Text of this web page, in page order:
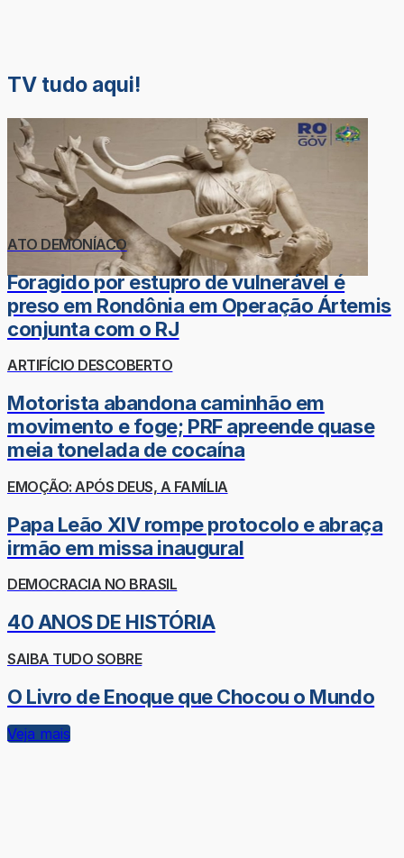
TV tudo aqui!
ATO DEMONÍACO
Foragido por estupro de vulnerável é
preso em Rondônia em Operação Ártemis
conjunta com o RJ
ARTIFÍCIO DESCOBERTO
Motorista abandona caminhão em
movimento e foge; PRF apreende quase
meia tonelada de cocaína
EMOÇÃO: APÓS DEUS, A FAMÍLIA
Papa Leão XIV rompe protocolo e abraça
irmão em missa inaugural
DEMOCRACIA NO BRASIL
40 ANOS DE HISTÓRIA
SAIBA TUDO SOBRE
O Livro de Enoque que Chocou o Mundo
Veja mais